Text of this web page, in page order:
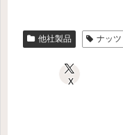
他社製品 ナッツ
X